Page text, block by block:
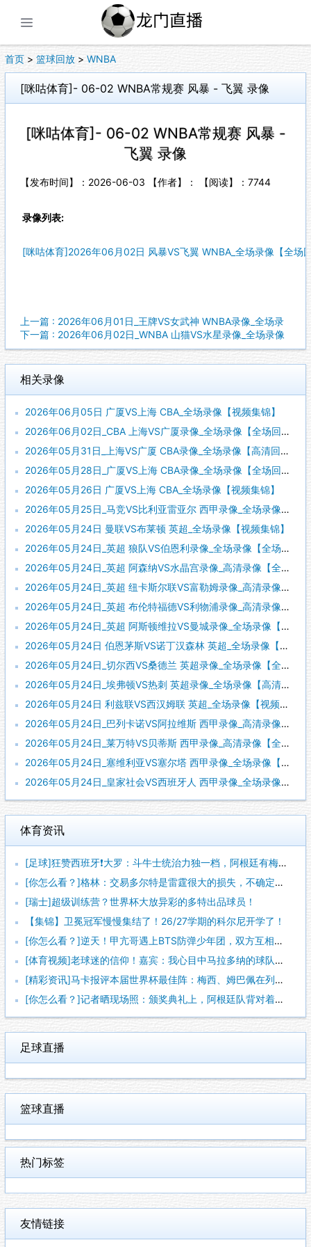
首页 > 篮球回放 > WNBA
[咪咕体育]- 06-02 WNBA常规赛 风暴 - 飞翼 录像
[咪咕体育]- 06-02 WNBA常规赛 风暴 -
飞翼 录像
【发布时间】：2026-06-03 【作者】： 【阅读】： 7744
录像列表:
[咪咕体育]2026年06月02日 风暴VS飞翼 WNBA_全场录像【全场
上一篇 : 2026年06月01日_王牌VS女武神 WNBA录像_全场录
下一篇 : 2026年06月02日_WNBA 山猫VS水星录像_全场录像
相关录像
2026年06月05日 广厦VS上海 CBA_全场录像【视频集锦】
2026年06月02日_CBA 上海VS广厦录像_全场录像【全场回放】
2026年05月31日_上海VS广厦 CBA录像_全场录像【高清回放】
2026年05月28日_广厦VS上海 CBA录像_全场录像【全场回放】
2026年05月26日 广厦VS上海 CBA_全场录像【视频集锦】
2026年05月25日_马竞VS比利亚雷亚尔 西甲录像_全场录像【全场回放】
2026年05月24日 曼联VS布莱顿 英超_全场录像【视频集锦】
2026年05月24日_英超 狼队VS伯恩利录像_全场录像【全场回放】
2026年05月24日_英超 阿森纳VS水晶宫录像_高清录像【全场回放】
2026年05月24日_英超 纽卡斯尔联VS富勒姆录像_高清录像【全场回放】
2026年05月24日_英超 布伦特福德VS利物浦录像_高清录像【全场回放】
2026年05月24日_英超 阿斯顿维拉VS曼城录像_全场录像【高清回放】
2026年05月24日 伯恩茅斯VS诺丁汉森林 英超_全场录像【全场回放】
2026年05月24日_切尔西VS桑德兰 英超录像_全场录像【全场回放】
2026年05月24日_埃弗顿VS热刺 英超录像_全场录像【高清回放】
2026年05月24日 利兹联VS西汉姆联 英超_全场录像【视频集锦】
2026年05月24日_巴列卡诺VS阿拉维斯 西甲录像_高清录像【全场回放】
2026年05月24日_莱万特VS贝蒂斯 西甲录像_高清录像【全场回放】
2026年05月24日_塞维利亚VS塞尔塔 西甲录像_全场录像【视频集锦】
2026年05月24日_皇家社会VS西班牙人 西甲录像_全场录像【视频集锦】
体育资讯
[足球]狂赞西班牙❗大罗：斗牛士统治力独一档，阿根廷有梅西也
[你怎么看？]格林：交易多尔特是雷霆很大的损失，不确定卡森能
[瑞士]超级训练营？世界杯大放异彩的多特出品球员！
【集锦】卫冕冠军慢慢集结了！26/27学期的科尔尼开学了！
[你怎么看？]逆天！甲亢哥遇上BTS防弹少年团，双方互相学狗
[体育视频]老球迷的信仰！嘉宾：我心目中马拉多纳的球队，不该
[精彩资讯]马卡报评本届世界杯最佳阵：梅西、姆巴佩在列，西班
[你怎么看？]记者晒现场照：颁奖典礼上，阿根廷队背对着西班牙
足球直播
篮球直播
热门标签
友情链接